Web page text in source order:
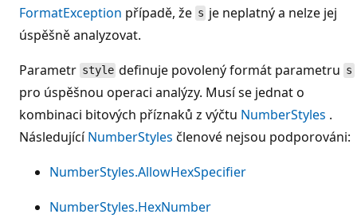
FormatException případě, že s je neplatný a nelze jej
úspěšně analyzovat.
Parametr style definuje povolený formát parametru s
pro úspěšnou operaci analýzy. Musí se jednat o
kombinaci bitových příznaků z výčtu NumberStyles .
NásledujícíNumberStyles členové nejsou podporováni:
NumberStyles.AllowHexSpecifier
NumberStyles.HexNumber